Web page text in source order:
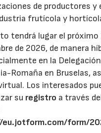
de productores y
frutícola y
tendrá lugar el próximo
de 2026, de manera
en la
Romaña en Bruselas,
Los interesados
su registro a través
form/